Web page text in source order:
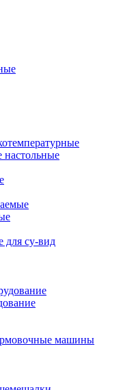
для су-вид
машины